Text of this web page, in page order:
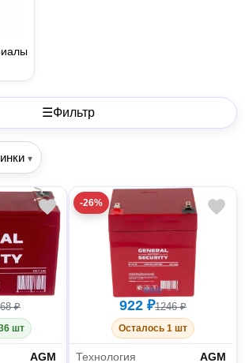
☰Фильтр
▾
₽
шт
AGM
-26%
922 ₽1246 ₽
Осталось 1 шт
Технология
AGM